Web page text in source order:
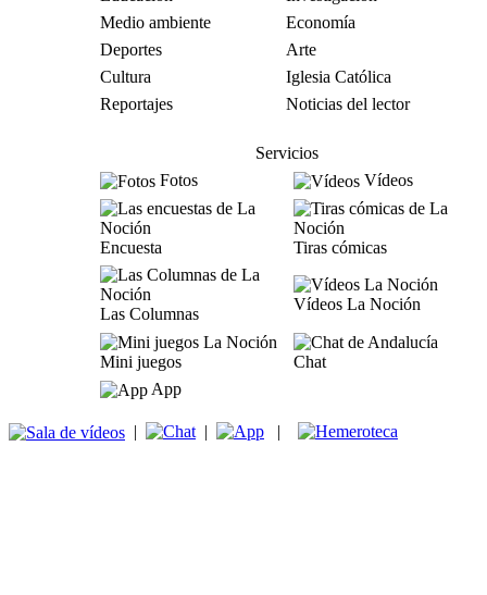
Medio ambiente
Economía
Deportes
Arte
Cultura
Iglesia Católica
Reportajes
Noticias del lector
Servicios
Fotos
Vídeos
Encuesta Tiras cómicas
Las Columnas
Vídeos La Noción
Mini juegos
Chat
App
| | |